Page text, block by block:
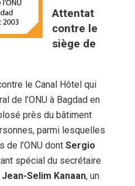
Attentat
contre le
siège de
le Canal Hôtel qui
de l’ONU à Bagdad en
près du bâtiment
parmi lesquelles
de l’ONU dont Sergio
spécial du secrétaire
Jean-Selim Kanaan, un